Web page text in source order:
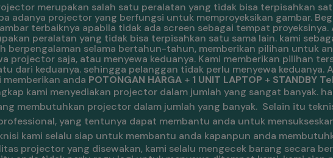
merupakan salah satu peralatan yang tidak bisa terpisahkan
adanya projector yang berfungsi untuk memproyeksikan gambar.
terbaiknya apabila tidak ada screen sebagai tempat proyeksinya.
peralatan yang tidak bisa terpisahkan satu sama lain. kami
berpengalaman selama bertahun-tahun, memberikan pilihan untuk
projector saja, atau menyewa keduanya. Kami memberikan pilihan
dari keduanya. sehingga pelanggan tidak perlu menyewa keduanya.
anda POTONGAN HARGA + 1 UNIT LAPTOP + STANDBY
kami menyediakan projector dalam jumlah yang sangat banyak.
membutuhkan projector dalam jumlah yang banyak. Selain itu
yang tentunya dapat membantu anda untuk
kami selalu siap untuk membantu anda kapanpun anda
projector yang disewakan, kami selalu mengecek barang secara